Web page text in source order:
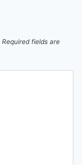
Required fields are